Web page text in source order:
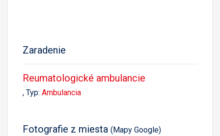
Zaradenie
Reumatologické ambulancie
, Typ: Ambulancia
Fotografie z miesta (Mapy Google)